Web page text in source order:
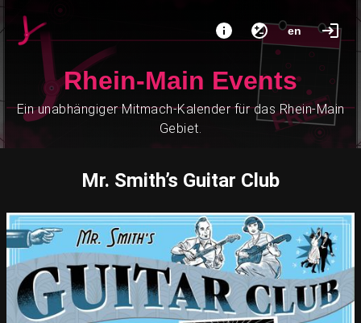
en
Rhein-Main Events
Ein unabhängiger Mitmach-Kalender für das Rhein-Main
Gebiet.
Mr. Smith’s Guitar Club